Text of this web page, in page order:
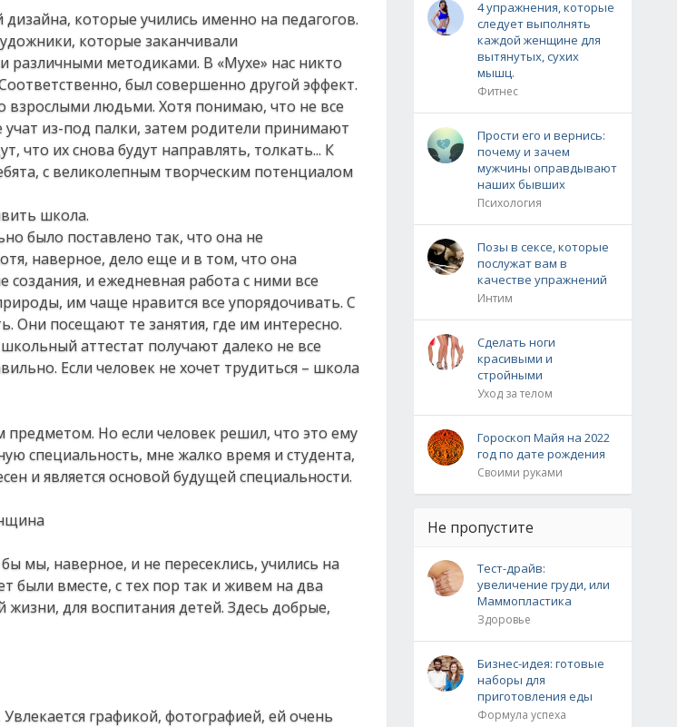
которые учились именно на педагогов.
которые заканчивали
различными методиками. В «Мухе» нас никто
был совершенно другой эффект.
взрослыми людьми. Хотя понимаю, что не все
из-под палки, затем родители принимают
что их снова будут направлять, толкать... К
с великолепным творческим потенциалом
школа.
было поставлено так, что она не
наверное, дело еще и в том, что она
и ежедневная работа с ними все
им чаще нравится все упорядочивать. С
Они посещают те занятия, где им интересно.
аттестат получают далеко не все
Если человек не хочет трудиться – школа
предметом. Но если человек решил, что это ему
специальность, мне жалко время и студента,
и является основой будущей специальности.
мы, наверное, и не пересеклись, учились на
были вместе, с тех пор так и живем на два
для воспитания детей. Здесь добрые,
графикой, фотографией, ей очень
4 упражнения, которые
следует выполнять
каждой женщине для
вытянутых, сухих
мышц.
Фитнес
Прости его и вернись:
почему и зачем
мужчины оправдывают
наших бывших
Психология
Позы в сексе, которые
послужат вам в
качестве упражнений
Интим
Сделать ноги
красивыми и
стройными
Уход за телом
Гороскоп Майя на 2022
год по дате рождения
Своими руками
Не пропустите
Тест-драйв:
увеличение груди, или
Маммопластика
Здоровье
Бизнес-идея: готовые
наборы для
приготовления еды
Формула успеха